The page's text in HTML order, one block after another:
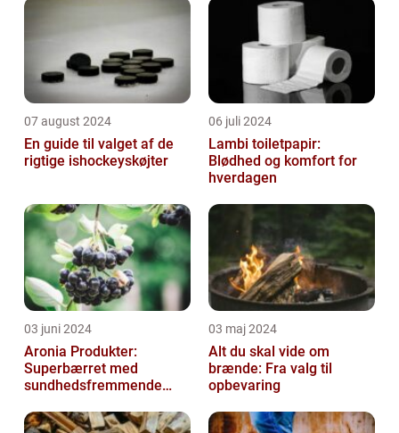
07 august 2024
En guide til valget af de
rigtige ishockeyskøjter
06 juli 2024
Lambi toiletpapir:
Blødhed og komfort for
hverdagen
03 juni 2024
Aronia Produkter:
Superbærret med
sundhedsfremmende
03 maj 2024
Alt du skal vide om
brænde: Fra valg til
opbevaring